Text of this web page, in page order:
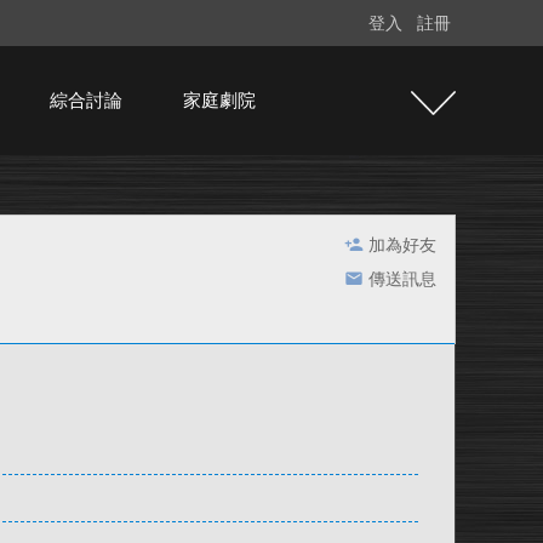
登入 註冊
綜合討論 家庭劇院
加為好友
傳送訊息